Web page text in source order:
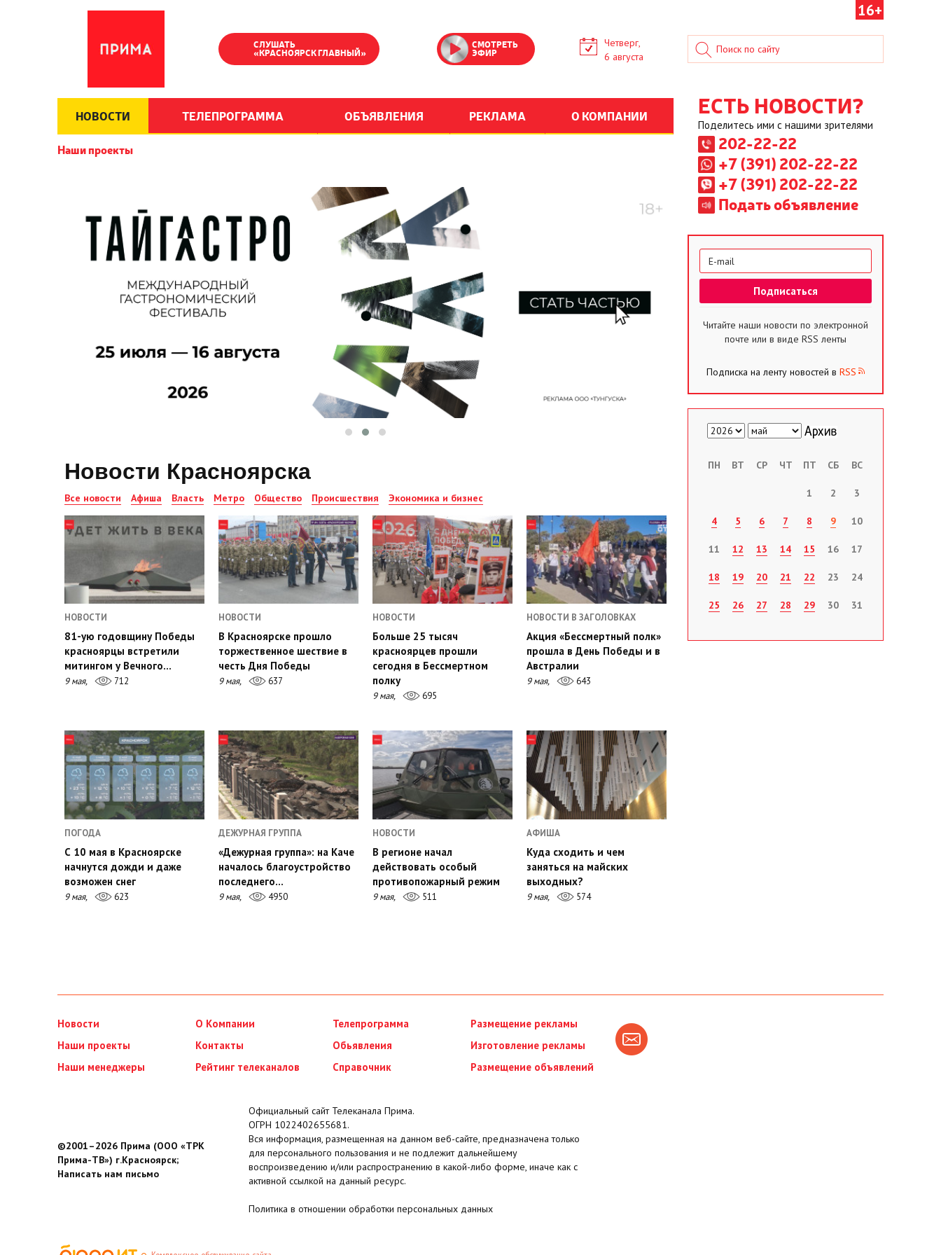
16+
СЛУШАТЬ
«КРАСНОЯРСК ГЛАВНЫЙ»
СМОТРЕТЬ
ЭФИР
Четверг,
6 августа
НОВОСТИ ТЕЛЕПРОГРАММА ОБЪЯВЛЕНИЯ РЕКЛАМА О КОМПАНИИ
Наши проекты
ЕСТЬ НОВОСТИ?
Поделитесь ими с нашими зрителями
202-22-22
+7 (391) 202-22-22
+7 (391) 202-22-22
Подать объявление
Новости Красноярска
Все новости Афиша Власть Метро Общество Происшествия Экономика и бизнес
НОВОСТИ
81-ую годовщину Победы
красноярцы встретили
митингом у Вечного…
9 мая, 712
НОВОСТИ
В Красноярске прошло
торжественное шествие в
честь Дня Победы
9 мая, 637
НОВОСТИ
Больше 25 тысяч
красноярцев прошли
сегодня в Бессмертном
полку
9 мая, 695
НОВОСТИ В ЗАГОЛОВКАХ
Акция «Бессмертный полк»
прошла в День Победы и в
Австралии
9 мая, 643
ПОГОДА
С 10 мая в Красноярске
начнутся дожди и даже
возможен снег
9 мая, 623
ДЕЖУРНАЯ ГРУППА
«Дежурная группа»: на Каче
началось благоустройство
последнего…
9 мая, 4950
НОВОСТИ
В регионе начал
действовать особый
противопожарный режим
9 мая, 511
АФИША
Куда сходить и чем
заняться на майских
выходных?
9 мая, 574
Читайте наши новости по электронной
почте или в виде RSS ленты
Подписка на ленту новостей в RSS
ПН ВТ СР ЧТ ПТ СБ ВС
1 2 3
4 5 6 7 8 9 10
11 12 13 14 15 16 17
18 19 20 21 22 23 24
25 26 27 28 29 30 31
Новости
Наши проекты
Наши менеджеры
О Компании
Контакты
Рейтинг телеканалов
Телепрограмма
Обьявления
Справочник
Размещение рекламы
Изготовление рекламы
Размещение объявлений
©2001–2026 Прима (ООО «ТРК
Прима-ТВ») г.Красноярск;
Написать нам письмо
Официальный сайт Телеканала Прима.
ОГРН 1022402655681.
Вся информация, размещенная на данном веб-сайте, предназначена только
для персонального пользования и не подлежит дальнейшему
воспроизведению и/или распространению в какой-либо форме, иначе как с
активной ссылкой на данный ресурс.
Политика в отношении обработки персональных данных